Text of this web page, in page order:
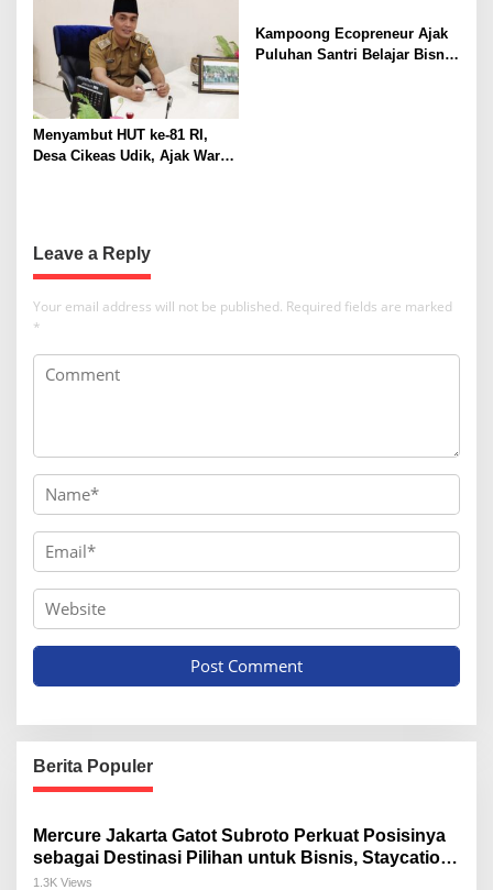
i
o
n
Menyambut HUT ke-81 RI,
Desa Cikeas Udik, Ajak Warga
Kampoong Ecopreneur Ajak
Puluhan Santri Belajar Bisnis
Leave a Reply
Your email address will not be published. Required fields are marked
*
Berita Populer
Mercure Jakarta Gatot Subroto Perkuat Posisinya
sebagai Destinasi Pilihan untuk Bisnis, Staycation,
Meeting, dan Kuliner di Jakarta Selatan
1.3K Views